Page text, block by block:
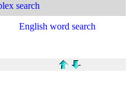
search
English word search